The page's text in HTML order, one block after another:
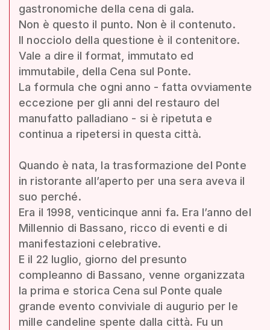
gastronomiche della cena di gala.
Non è questo il punto. Non è il contenuto.
Il nocciolo della questione è il contenitore.
Vale a dire il format, immutato ed
immutabile, della Cena sul Ponte.
La formula che ogni anno - fatta ovviamente
eccezione per gli anni del restauro del
manufatto palladiano - si è ripetuta e
continua a ripetersi in questa città.
Quando è nata, la trasformazione del Ponte
in ristorante all’aperto per una sera aveva il
suo perché.
Era il 1998, venticinque anni fa. Era l’anno del
Millennio di Bassano, ricco di eventi e di
manifestazioni celebrative.
E il 22 luglio, giorno del presunto
compleanno di Bassano, venne organizzata
la prima e storica Cena sul Ponte quale
grande evento conviviale di augurio per le
mille candeline spente dalla città. Fu un